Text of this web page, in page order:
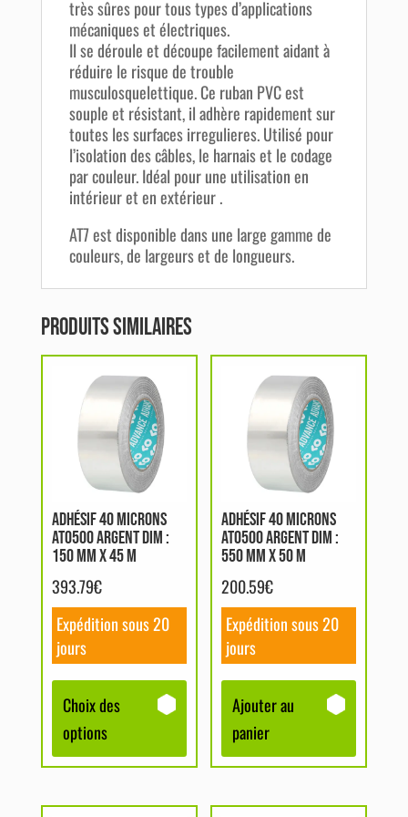
très sûres pour tous types d’applications
mécaniques et électriques.
Il se déroule et découpe facilement aidant à
réduire le risque de trouble
musculosquelettique. Ce ruban PVC est
souple et résistant, il adhère rapidement sur
toutes les surfaces irregulieres. Utilisé pour
l’isolation des câbles, le harnais et le codage
par couleur. Idéal pour une utilisation en
intérieur et en extérieur .
AT7 est disponible dans une large gamme de
couleurs, de largeurs et de longueurs.
Produits similaires
ADHÉSIF 40 MICRONS
AT0500 ARGENT DIM :
150 MM X 45 M
393.79€
Expédition sous 20
jours
Choix des
options
produit
plusieurs
variations.
options
peuvent
être
choisies
sur
la
page
du
produit
ADHÉSIF 40 MICRONS
AT0500 ARGENT DIM :
550 MM X 50 M
200.59€
Expédition sous 20
jours
Ajouter au
panier